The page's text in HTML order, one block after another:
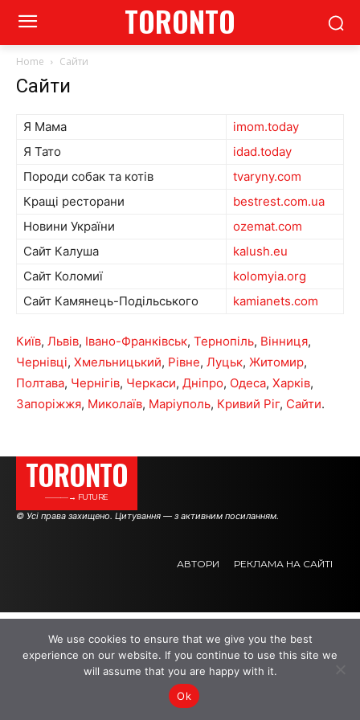
TORONTO
Home Сайти
Сайти
Я Мама
imom.today
Я Тато
idad.today
Породи собак та котів
tvaryny.com
Кращі ресторани
bestrest.com.ua
Новини України
ozemat.com
Сайт Калуша
kalush.eu
Сайт Коломиї
kolomyia.org
Сайт Камянець-Подільського
kamianets.com
Київ, Львів, Івано-Франківськ, Тернопіль, Вінниця,
Чернівці, Хмельницький, Рівне, Луцьк, Житомир,
Полтава, Чернігів, Черкаси, Дніпро, Одеса, Харків,
Запоріжжя, Миколаїв, Маріуполь, Кривий Ріг, Сайти.
TORONTO
———→ FUTURE
© Усі права захищено. Цитування — з активним посиланням.
АВТОРИ РЕКЛАМА НА САЙТІ
We use cookies to ensure that we give you the best
experience on our website. If you continue to use this site we
will assume that you are happy with it.
Ok
...